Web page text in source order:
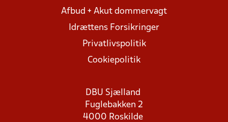
Afbud + Akut dommervagt
Idrættens Forsikringer
Privatlivspolitik
Cookiepolitik
DBU Sjælland
Fuglebakken 2
4000 Roskilde